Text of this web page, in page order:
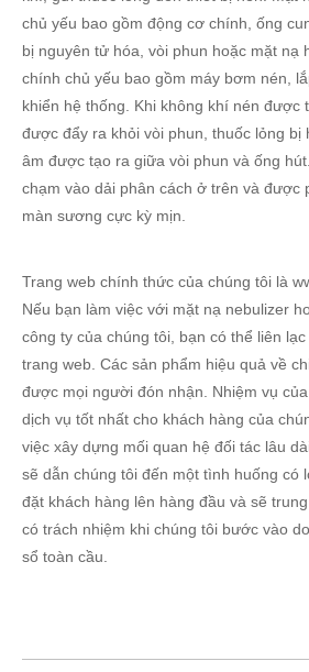
chủ yếu bao gồm động cơ chính, ống
bị nguyên tử hóa, vòi phun hoặc mặt nạ
chính chủ yếu bao gồm máy bơm nén,
khiển hệ thống. Khi không khí nén được
được đẩy ra khỏi vòi phun, thuốc lỏng bị
âm được tạo ra giữa vòi phun và ống
chạm vào dải phân cách ở trên và được
màn sương cực kỳ mịn.
Trang web chính thức của chúng tôi là
Nếu bạn làm việc với mặt nạ nebulizer
công ty của chúng tôi, bạn có thể liên
trang web. Các sản phẩm hiệu quả về
được mọi người đón nhận. Nhiệm vụ
dịch vụ tốt nhất cho khách hàng của
việc xây dựng mối quan hệ đối tác lâu
sẽ dẫn chúng tôi đến một tình huống có
đặt khách hàng lên hàng đầu và sẽ
có trách nhiệm khi chúng tôi bước vào
sổ toàn cầu.